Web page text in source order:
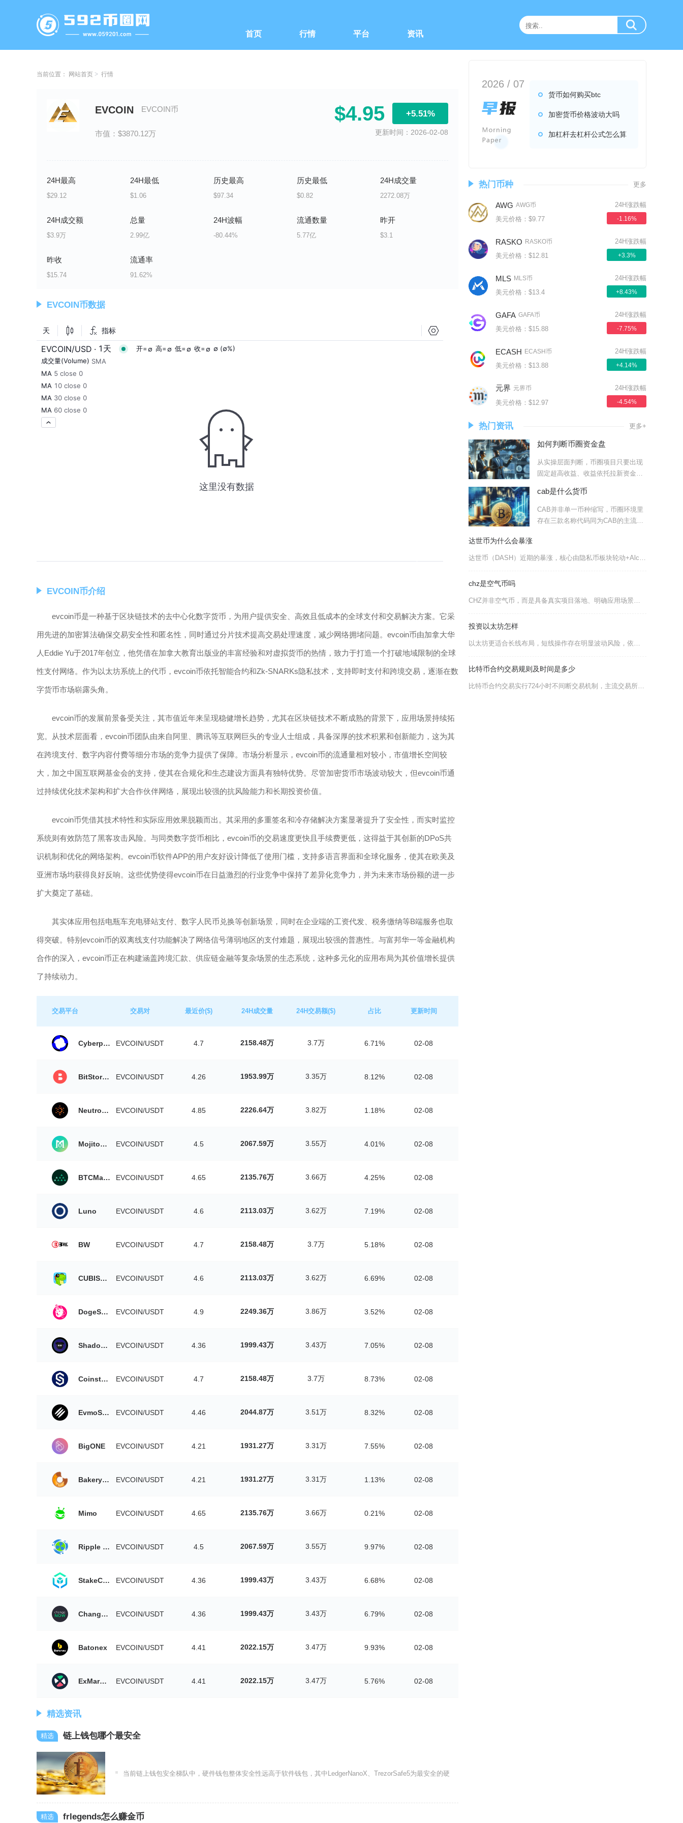
首页 行情 平台 资讯
当前位置： 网站首页 行情
EVCOIN EVCOIN币
市值：$3870.12万
$4.95 +5.51%
更新时间：2026-02-08
24H最高
$29.12
24H最低
$1.06
历史最高
$97.34
历史最低
$0.82
24H成交量
2272.08万
24H成交额
$3.9万
总量
2.99亿
24H波幅
-80.44%
流通数量
5.77亿
昨开
$3.1
昨收
$15.74
流通率
91.62%
EVCOIN币数据
EVCOIN币介绍
evcoin币是一种基于区块链技术的去中心化数字货币，为用户提供安全、高效且低成本的全球支付和交易解决方案。它采
用先进的加密算法确保交易安全性和匿名性，同时通过分片技术提高交易处理速度，减少网络拥堵问题。evcoin币由加拿大华
人Eddie Yu于2017年创立，他凭借在加拿大教育出版业的丰富经验和对虚拟货币的热情，致力于打造一个打破地域限制的全球
性支付网络。作为以太坊系统上的代币，evcoin币依托智能合约和Zk-SNARKs隐私技术，支持即时支付和跨境交易，逐渐在数
字货币市场崭露头角。
evcoin币的发展前景备受关注，其市值近年来呈现稳健增长趋势，尤其在区块链技术不断成熟的背景下，应用场景持续拓
宽。从技术层面看，evcoin币团队由来自阿里、腾讯等互联网巨头的专业人士组成，具备深厚的技术积累和创新能力，这为其
在跨境支付、数字内容付费等细分市场的竞争力提供了保障。市场分析显示，evcoin币的流通量相对较小，市值增长空间较
大，加之中国互联网基金会的支持，使其在合规化和生态建设方面具有独特优势。尽管加密货币市场波动较大，但evcoin币通
过持续优化技术架构和扩大合作伙伴网络，展现出较强的抗风险能力和长期投资价值。
evcoin币凭借其技术特性和实际应用效果脱颖而出。其采用的多重签名和冷存储解决方案显著提升了安全性，而实时监控
系统则有效防范了黑客攻击风险。与同类数字货币相比，evcoin币的交易速度更快且手续费更低，这得益于其创新的DPoS共
识机制和优化的网络架构。evcoin币软件APP的用户友好设计降低了使用门槛，支持多语言界面和全球化服务，使其在欧美及
亚洲市场均获得良好反响。这些优势使得evcoin币在日益激烈的行业竞争中保持了差异化竞争力，并为未来市场份额的进一步
扩大奠定了基础。
其实体应用包括电瓶车充电驿站支付、数字人民币兑换等创新场景，同时在企业端的工资代发、税务缴纳等B端服务也取
得突破。特别evcoin币的双离线支付功能解决了网络信号薄弱地区的支付难题，展现出较强的普惠性。与富邦华一等金融机构
合作的深入，evcoin币正在构建涵盖跨境汇款、供应链金融等复杂场景的生态系统，这种多元化的应用布局为其价值增长提供
了持续动力。
交易平台 交易对 最近价($) 24H成交量 24H交易额($) 占比 更新时间
Cyberperp EVCOIN/USDT 4.7 2158.48万 3.7万 6.71% 02-08
BitStorage EVCOIN/USDT 4.26 1953.99万 3.35万 8.12% 02-08
Neutroswap EVCOIN/USDT 4.85 2226.64万 3.82万 1.18% 02-08
MojitoSwap EVCOIN/USDT 4.5 2067.59万 3.55万 4.01% 02-08
BTCMarkets EVCOIN/USDT 4.65 2135.76万 3.66万 4.25% 02-08
Luno EVCOIN/USDT 4.6 2113.03万 3.62万 7.19% 02-08
BW EVCOIN/USDT 4.7 2158.48万 3.7万 5.18% 02-08
CUBISwap EVCOIN/USDT 4.6 2113.03万 3.62万 6.69% 02-08
DogeSwap EVCOIN/USDT 4.9 2249.36万 3.86万 3.52% 02-08
ShadowSwap EVCOIN/USDT 4.36 1999.43万 3.43万 7.05% 02-08
Coinstore EVCOIN/USDT 4.7 2158.48万 3.7万 8.73% 02-08
EvmoSwap EVCOIN/USDT 4.46 2044.87万 3.51万 8.32% 02-08
BigONE EVCOIN/USDT 4.21 1931.27万 3.31万 7.55% 02-08
Bakeryswap EVCOIN/USDT 4.21 1931.27万 3.31万 1.13% 02-08
Mimo EVCOIN/USDT 4.65 2135.76万 3.66万 0.21% 02-08
Ripple China EVCOIN/USDT 4.5 2067.59万 3.55万 9.97% 02-08
StakeCube Exchange EVCOIN/USDT 4.36 1999.43万 3.43万 6.68% 02-08
ChangeNOW EVCOIN/USDT 4.36 1999.43万 3.43万 6.79% 02-08
Batonex EVCOIN/USDT 4.41 2022.15万 3.47万 9.93% 02-08
ExMarkets EVCOIN/USDT 4.41 2022.15万 3.47万 5.76% 02-08
精选资讯
链上钱包哪个最安全
当前链上钱包安全梯队中，硬件钱包整体安全性远高于软件钱包，其中LedgerNanoX、TrezorSafe5为最安全的硬
frlegends怎么赚金币
2026 / 07
货币如何购买btc
加密货币价格波动大吗
加杠杆去杠杆公式怎么算
热门币种 更多
AWG AWG币
美元价格：$9.77
24H涨跌幅
-1.16%
RASKO RASKO币
美元价格：$12.81
24H涨跌幅
+3.3%
MLS MLS币
美元价格：$13.4
24H涨跌幅
+8.43%
GAFA GAFA币
美元价格：$15.88
24H涨跌幅
-7.75%
ECASH ECASH币
美元价格：$13.88
24H涨跌幅
+4.14%
元界 元界币
美元价格：$12.97
24H涨跌幅
-4.54%
热门资讯 更多+
如何判断币圈资金盘
从实操层面判断，币圈项目只要出现
固定超高收益、收益依托拉新资金、
cab是什么货币
CAB并非单一币种缩写，币圈环境里
存在三款名称代码同为CAB的主流加
达世币为什么会暴涨
达世币（DASH）近期的暴涨，核心由隐私币板块轮动+AlchemyPay法币接入落地+技术
chz是空气币吗
CHZ并非空气币，而是具备真实项目落地、明确应用场景与完整生态体系的体育区块链功能型代币，
投资以太坊怎样
以太坊更适合长线布局，短线操作存在明显波动风险，依托完善的生态壁垒与通缩经济模型，长期具备
比特币合约交易规则及时间是多少
比特币合约交易实行724小时不间断交易机制，主流交易所的交割合约于每周五16:00（UTC